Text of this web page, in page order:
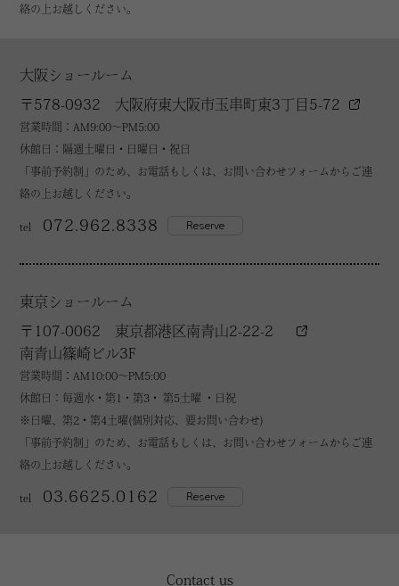
絡の上お越しください。
大阪ショールーム
〒578-0932 大阪府東大阪市玉串町東3丁目5-72
営業時間：AM9:00～PM5:00
休館日：隔週土曜日・日曜日・祝日
「事前予約制」のため、お電話もしくは、お問い合わせフォームからご連
絡の上お越しください。
tel 072.962.8338 Reserve
東京ショールーム
〒107-0062 東京都港区南青山2-22-2
南青山篠崎ビル3F
営業時間：AM10:00～PM5:00
休館日：毎週水・第1・第3・ 第5土曜 ・日祝
※日曜、第2・第4土曜(個別対応、要お問い合わせ)
「事前予約制」のため、お電話もしくは、お問い合わせフォームからご連
絡の上お越しください。
tel 03.6625.0162 Reserve
Contact us